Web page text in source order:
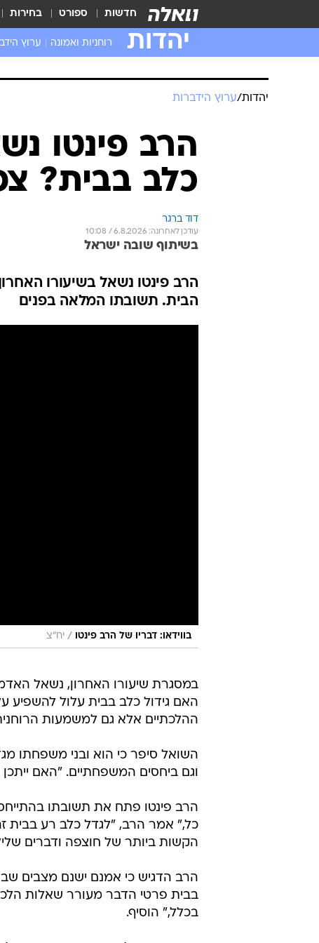
חדשות ספורט בחירות
יהדות רוחניות ואמונה ערוץ
יהדות/ערוץ הידברות
הרב פינטו
כלב בבית?
דוד ברגר
עודכן לאחרונה: 6.8.2026 / 10:08
בשיתוף שובה ישראל
הרב פינטו נשאל בשיעורו
הבית. תשובתו המלאה בפנים
בווידאו: דבריו של הרב פינטו / יח"צ
במסגרת שיעורו האחרון, נשאל
האם גידול כלב בבית עלול
ההלכתיים אלא גם למשמעות
השואל סיפר כי הוא ובני משפחתו
וגם ביחסים המשפחתיים. "האם
הרב פינטו פתח את תשובתו
כל," אמר הרב, "לגדל כלב רע בבית
הקשות ביותר של חוצפה ודברים
הרב הדגיש כי אמנם ישנם מצבים
בבית פרטי הדבר מעורר שאלות
בכלל," הוסיף.